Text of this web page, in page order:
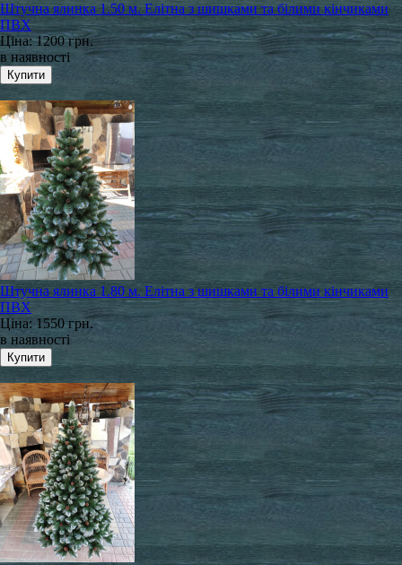
Штучна ялинка 1.50 м. Елітна з шишками та білими кінчиками
ПВХ
Ціна:1200 грн.
в наявності
Штучна ялинка 1.80 м. Елітна з шишками та білими кінчиками
ПВХ
Ціна:1550 грн.
в наявності